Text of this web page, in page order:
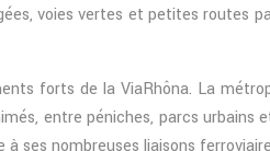
voies vertes et petites
forts de la ViaRhôna. La
entre péniches, parcs
à ses nombreuses liaisons